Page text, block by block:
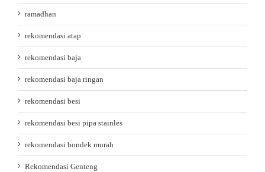
ramadhan
rekomendasi atap
rekomendasi baja
rekomendasi baja ringan
rekomendasi besi
rekomendasi besi pipa stainles
rekomendasi bondek murah
Rekomendasi Genteng